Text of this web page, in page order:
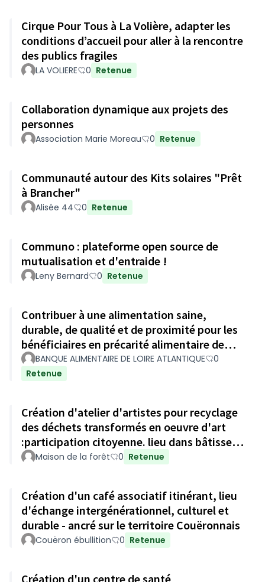
Cirque Pour Tous à La Volière, adapter les
conditions d’accueil pour aller à la rencontre
des publics fragiles
LA VOLIERE 0 Retenue
Collaboration dynamique aux projets des
personnes
Association Marie Moreau 0 Retenue
Communauté autour des Kits solaires "Prêt
à Brancher"
Alisée 44 0 Retenue
Communo : plateforme open source de
mutualisation et d'entraide !
Leny Bernard 0 Retenue
Contribuer à une alimentation saine,
durable, de qualité et de proximité pour les
bénéficiaires en précarité alimentaire de
Loire Atlantique.
BANQUE ALIMENTAIRE DE LOIRE ATLANTIQUE
0
Retenue
Création d'atelier d'artistes pour recyclage
des déchets transformés en oeuvre d'art
:participation citoyenne. lieu dans bâtisse
historique du Gâvre.
Maison de la forêt 0 Retenue
Création d'un café associatif itinérant, lieu
d'échange intergénérationnel, culturel et
durable - ancré sur le territoire Couëronnais
Couëron ébullition 0 Retenue
Création d'un centre de santé